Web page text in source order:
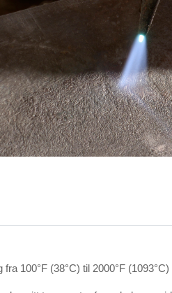
100°F (38°C) til 2000°F (1093°C)